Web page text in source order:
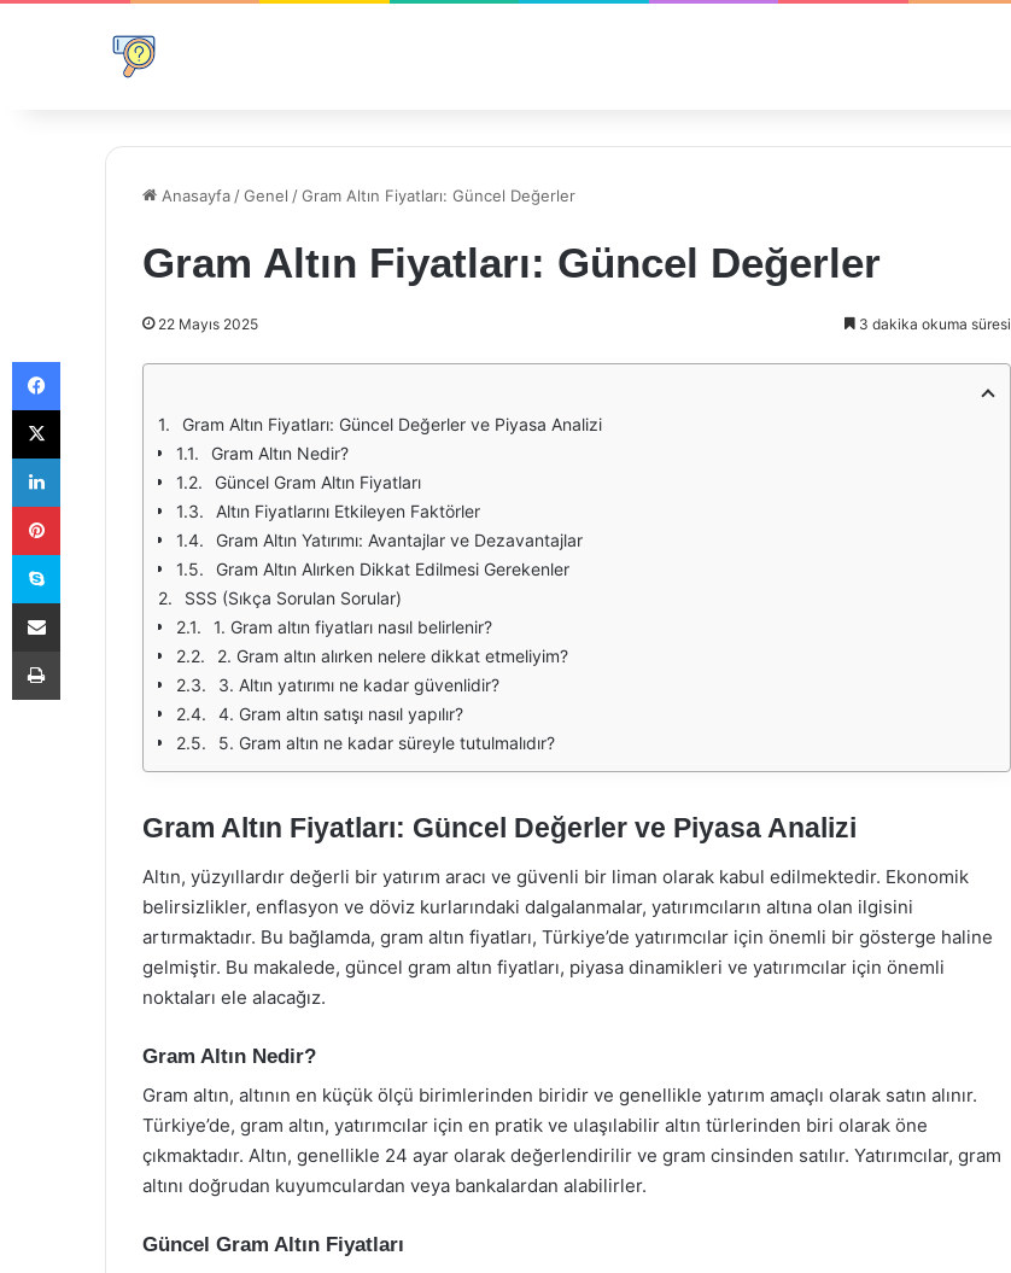
Anasayfa /Genel /Gram Altın Fiyatları: Güncel Değerler
Gram Altın Fiyatları: Güncel Değerler
22 Mayıs 2025 3 dakika okuma süresi
Gram Altın Fiyatları: Güncel Değerler ve Piyasa Analizi
Gram Altın Nedir?
Güncel Gram Altın Fiyatları
Altın Fiyatlarını Etkileyen Faktörler
Gram Altın Yatırımı: Avantajlar ve Dezavantajlar
Gram Altın Alırken Dikkat Edilmesi Gerekenler
SSS (Sıkça Sorulan Sorular)
1. Gram altın fiyatları nasıl belirlenir?
2. Gram altın alırken nelere dikkat etmeliyim?
3. Altın yatırımı ne kadar güvenlidir?
4. Gram altın satışı nasıl yapılır?
5. Gram altın ne kadar süreyle tutulmalıdır?
Gram Altın Fiyatları: Güncel Değerler ve Piyasa Analizi
Altın, yüzyıllardır değerli bir yatırım aracı ve güvenli bir liman olarak kabul edilmektedir. Ekonomik
belirsizlikler, enflasyon ve döviz kurlarındaki dalgalanmalar, yatırımcıların altına olan ilgisini
artırmaktadır. Bu bağlamda, gram altın fiyatları, Türkiye’de yatırımcılar için önemli bir gösterge haline
gelmiştir. Bu makalede, güncel gram altın fiyatları, piyasa dinamikleri ve yatırımcılar için önemli
noktaları ele alacağız.
Gram Altın Nedir?
Gram altın, altının en küçük ölçü birimlerinden biridir ve genellikle yatırım amaçlı olarak satın alınır.
Türkiye’de, gram altın, yatırımcılar için en pratik ve ulaşılabilir altın türlerinden biri olarak öne
çıkmaktadır. Altın, genellikle 24 ayar olarak değerlendirilir ve gram cinsinden satılır. Yatırımcılar, gram
altını doğrudan kuyumculardan veya bankalardan alabilirler.
Güncel Gram Altın Fiyatları
Facebook
X
LinkedIn
Pinterest
Skype
E-Posta ile paylaş